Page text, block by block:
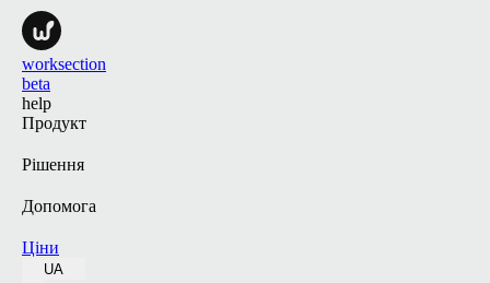
worksection
beta
help
Продукт
Рішення
Допомога
Ціни
UA